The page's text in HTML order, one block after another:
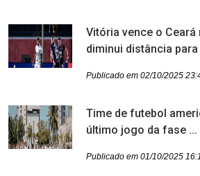
Vitória vence o Ceará
diminui distância para
Publicado em 02/10/2025
Time de futebol
último jogo da fase ...
Publicado em 01/10/2025